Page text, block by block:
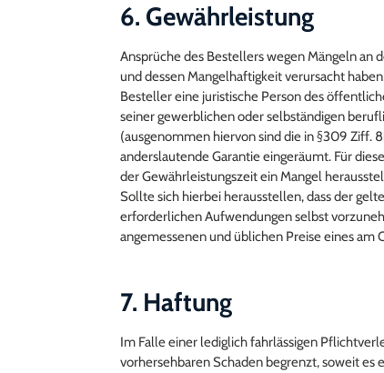
6. Gewährleistung
Ansprüche des Bestellers wegen Mängeln an
und dessen Mangelhaftigkeit verursacht
Besteller eine juristische Person des
seiner gewerblichen oder selbständigen
(ausgenommen hiervon sind die in §309 Ziff.
anderslautende Garantie eingeräumt. Für
der Gewährleistungszeit ein Mangel
Sollte sich hierbei herausstellen, dass der
erforderlichen Aufwendungen selbst
angemessenen und üblichen Preise eines
7. Haftung
Im Falle einer lediglich fahrlässigen
vorhersehbaren Schaden begrenzt, soweit es